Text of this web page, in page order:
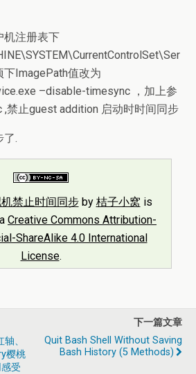
机注册表下
ImagePath值改为
–disable-timesync ，加上参
禁止guest addition 启动时时间同步
了.
禁止时间同步by 桔子小窝 is
Creative Commons Attribution-
ShareAlike 4.0 International
License.
、
樱桃
受
下一篇文章
Quit Bash Shell Without Saving
Bash History (5 Methods)